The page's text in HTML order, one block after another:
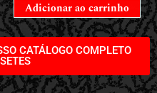
Adicionar ao carrinho
CATÁLOGO COMPLETO